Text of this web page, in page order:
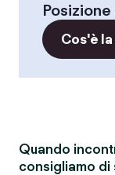
Cos'è
Quando
consigliamo